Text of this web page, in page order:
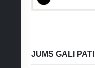
JUMS GALI